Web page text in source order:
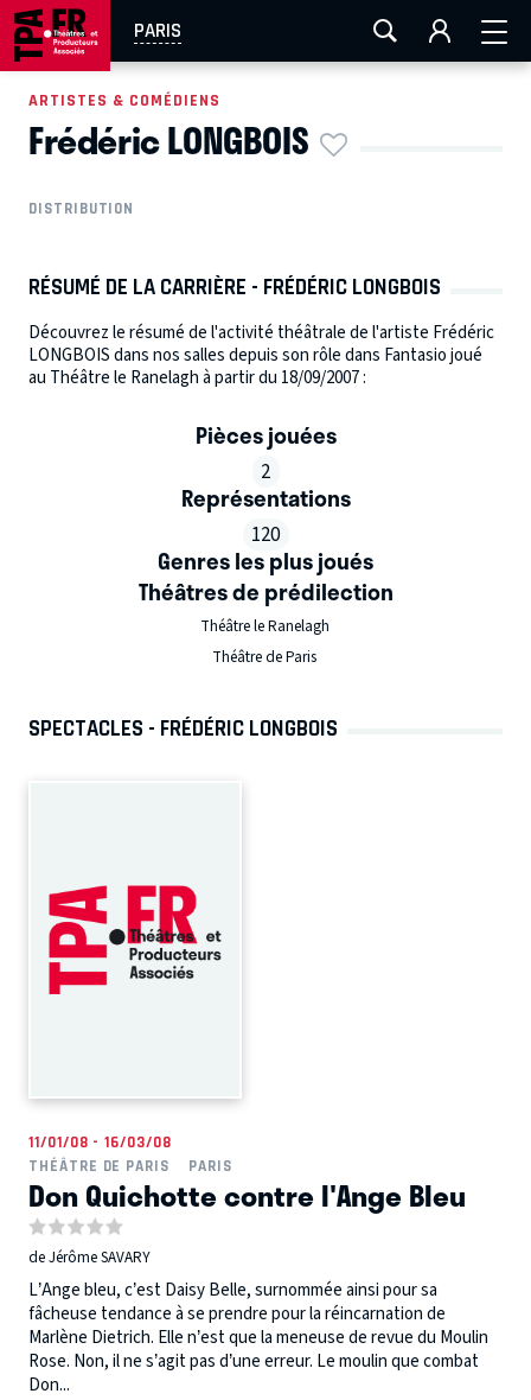
PARIS
AIX-MARSEILLE LA ROCHELLE
EN TOURNÉE
ARTISTES & COMÉDIENS
Frédéric LONGBOIS
DISTRIBUTION
RÉSUMÉ DE LA CARRIÈRE - FRÉDÉRIC LONGBOIS
Découvrez le résumé de l'activité théâtrale de l'artiste Frédéric
LONGBOIS dans nos salles depuis son rôle dans Fantasio joué
au Théâtre le Ranelagh à partir du 18/09/2007 :
Pièces jouées
2
Représentations
120
Genres les plus joués
Théâtres de prédilection
Théâtre le Ranelagh
Théâtre de Paris
SPECTACLES - FRÉDÉRIC LONGBOIS
11/01/08 - 16/03/08
THÉÂTRE DE PARIS
PARIS
Don Quichotte contre l'Ange Bleu
de Jérôme SAVARY
L’Ange bleu, c’est Daisy Belle, surnommée ainsi pour sa
fâcheuse tendance à se prendre pour la réincarnation de
Marlène Dietrich. Elle n’est que la meneuse de revue du Moulin
Rose. Non, il ne s’agit pas d’une erreur. Le moulin que combat
Don...